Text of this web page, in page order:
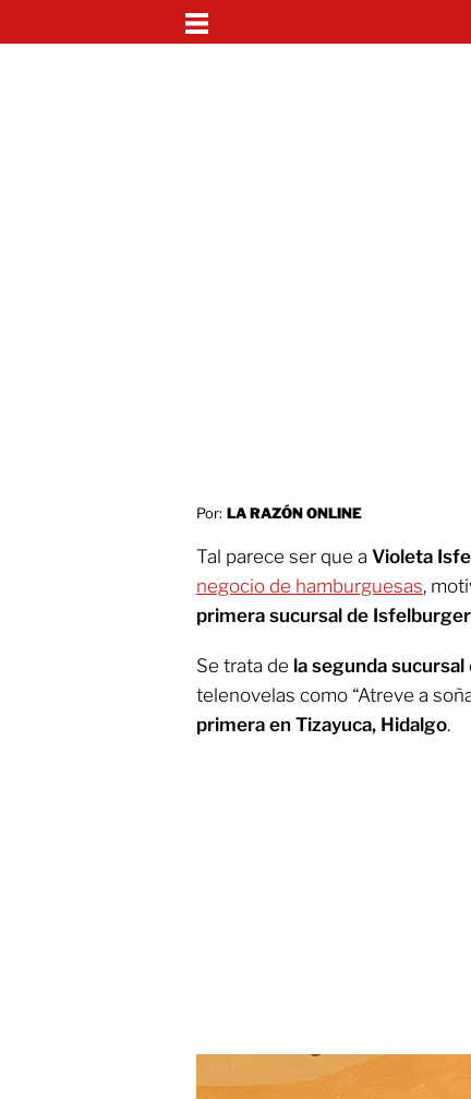
Por: LA RAZÓN ONLINE
Tal parece ser que a Violeta
negocio de hamburguesas,
primera sucursal de
Se trata de la segunda sucursal
telenovelas como “Atreve a
primera en Tizayuca, Hidalgo.